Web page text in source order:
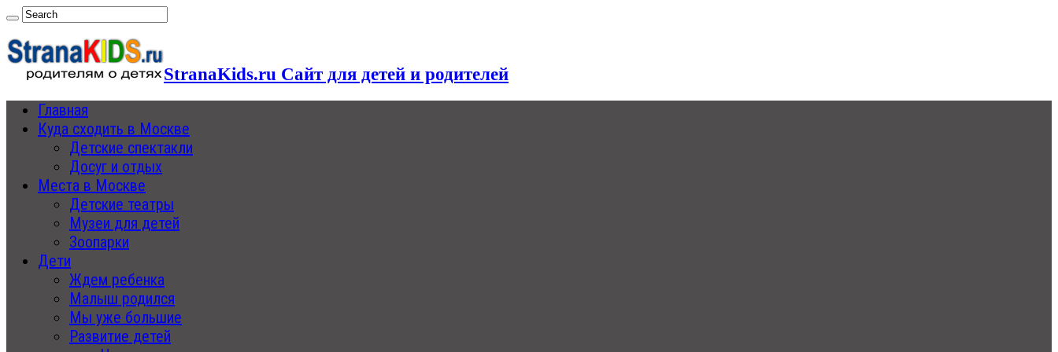
StranaKids.ru Сайт для детей и родителей
Главная
Куда сходить в Москве
Детские спектакли
Досуг и отдых
Места в Москве
Детские театры
Музеи для детей
Зоопарки
Дети
Ждем ребенка
Малыш родился
Мы уже большие
Развитие детей